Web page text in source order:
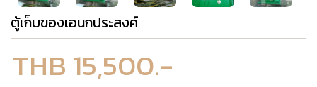
ตู้เก็บของเอนกประสงค์
THB 15,500.-